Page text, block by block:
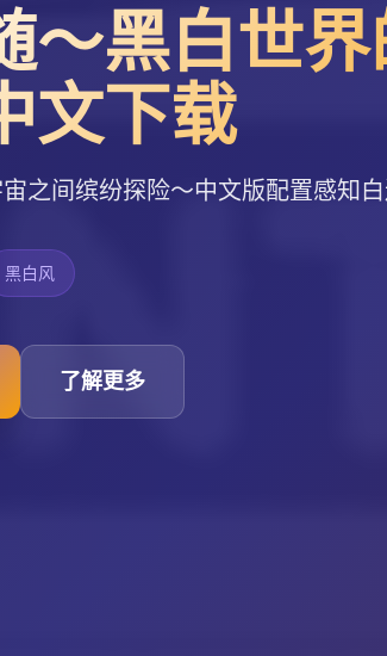
～黑白世
文下载
之间缤纷探险～中文版配置感知
黑白风
了解更多